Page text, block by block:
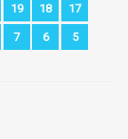
19 18 17
7 6 5